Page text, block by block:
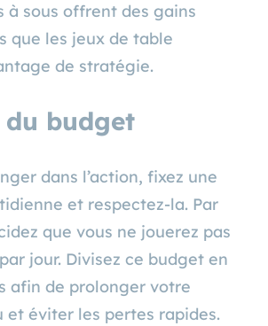
à sous offrent des gains
que les jeux de table
de stratégie.
du budget
dans l’action, fixez une
et respectez‑la. Par
que vous ne jouerez pas
jour. Divisez ce budget en
afin de prolonger votre
et éviter les pertes rapides.